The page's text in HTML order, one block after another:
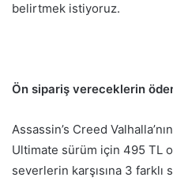
belirtmek istiyoruz.
Ön sipariş vereceklerin
Assassin’s Creed
Ultimate sürüm için 495 TL
severlerin karşısına 3 farklı